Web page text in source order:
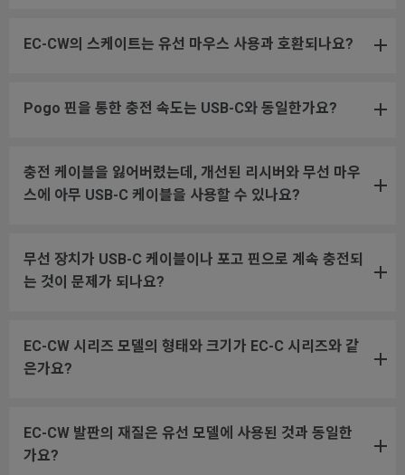
EC-CW의 스케이트는 유선 마우스 사용과 호환되나요?
Pogo 핀을 통한 충전 속도는 USB-C와 동일한가요?
충전 케이블을 잃어버렸는데, 개선된 리시버와 무선 마우
스에 아무 USB-C 케이블을 사용할 수 있나요?
무선 장치가 USB-C 케이블이나 포고 핀으로 계속 충전되
는 것이 문제가 되나요?
EC-CW 시리즈 모델의 형태와 크기가 EC-C 시리즈와 같
은가요?
EC-CW 발판의 재질은 유선 모델에 사용된 것과 동일한
가요?